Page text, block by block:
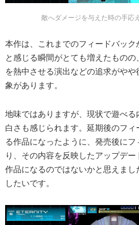
敵へダメージを与えた時の手応
本作は、これまでのフィードバッ
と感じる瞬間がとても増えたもの
を熱中させる演出などの追求がや
象があります。
地味ではありますが、現状で遊べ
白さも感じられます。延期後のフ
る作品になったように、発売後にフ
り、その内容を反映したアップデ
作品になるのではないかと思えま
したいです。